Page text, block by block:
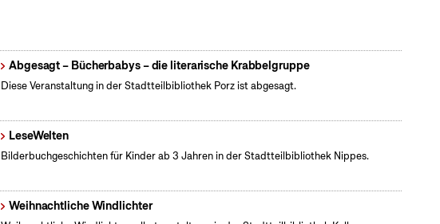
Abgesagt – Bücherbabys – die literarische Krabbelgruppe
Diese Veranstaltung in der Stadtteilbibliothek Porz ist abgesagt.
LeseWelten
Bilderbuchgeschichten für Kinder ab 3 Jahren in der Stadtteilbibliothek Nippes.
Weihnachtliche Windlichter